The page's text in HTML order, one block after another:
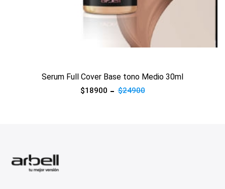
Serum Full Cover Base tono Medio 30ml
$18900 $24900